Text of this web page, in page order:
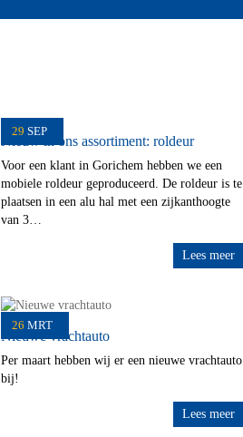
29 SEP
Nieuw in ons assortiment: roldeur
Voor een klant in Gorichem hebben we een
mobiele roldeur geproduceerd. De roldeur is te
plaatsen in een alu hal met een zijkanthoogte
van 3…
Lees meer
26 MRT
Nieuwe vrachtauto
Per maart hebben wij er een nieuwe vrachtauto
bij!
Lees meer